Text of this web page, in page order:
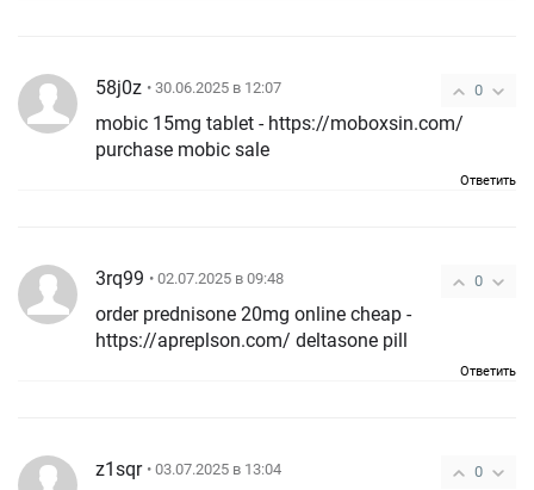
0
58j0z • 30.06.2025 в 12:07
mobic 15mg tablet - https://moboxsin.com/
purchase mobic sale
Ответить
0
3rq99 • 02.07.2025 в 09:48
order prednisone 20mg online cheap -
https://apreplson.com/ deltasone pill
Ответить
0
z1sqr • 03.07.2025 в 13:04